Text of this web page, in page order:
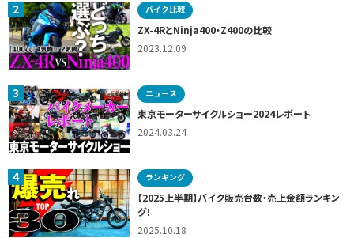
2 バイク比較
ZX-4RとNinja400・Z400の比較
2023.12.09
3 ニュース
東京モーターサイクルショー2024レポート
2024.03.24
4 ランキング
【2025上半期】バイク販売台数・売上金額ランキン
グ！
2025.10.18